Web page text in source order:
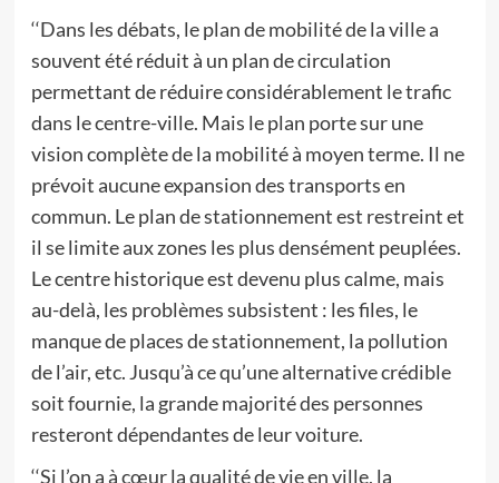
‘‘Dans les débats, le plan de mobilité de la ville a
souvent été réduit à un plan de circulation
permettant de réduire considérablement le trafic
dans le centre-ville. Mais le plan porte sur une
vision complète de la mobilité à moyen terme. Il ne
prévoit aucune expansion des transports en
commun. Le plan de stationnement est restreint et
il se limite aux zones les plus densément peuplées.
Le centre historique est devenu plus calme, mais
au-delà, les problèmes subsistent : les files, le
manque de places de stationnement, la pollution
de l’air, etc. Jusqu’à ce qu’une alternative crédible
soit fournie, la grande majorité des personnes
resteront dépendantes de leur voiture.
‘‘Si l’on a à cœur la qualité de vie en ville, la